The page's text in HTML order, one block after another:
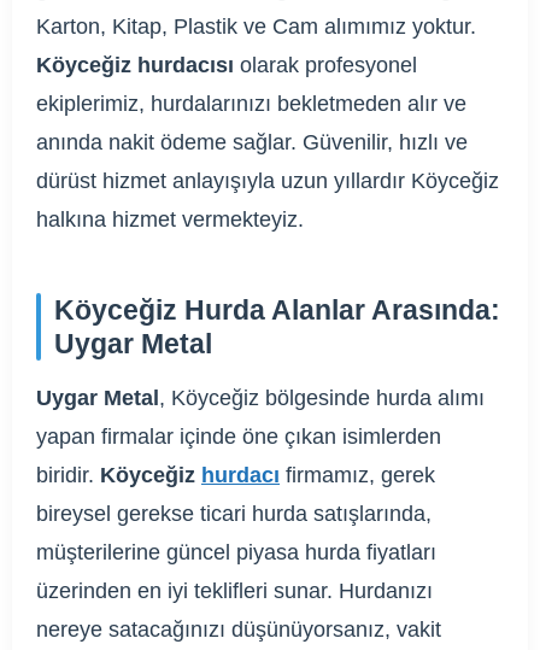
Karton, Kitap, Plastik ve Cam alımımız yoktur.
Köyceğiz hurdacısı olarak profesyonel
ekiplerimiz, hurdalarınızı bekletmeden alır ve
anında nakit ödeme sağlar. Güvenilir, hızlı ve
dürüst hizmet anlayışıyla uzun yıllardır Köyceğiz
halkına hizmet vermekteyiz.
Köyceğiz Hurda Alanlar Arasında:
Uygar Metal
Uygar Metal , Köyceğiz bölgesinde hurda alımı
yapan firmalar içinde öne çıkan isimlerden
biridir. Köyceğiz hurdacı firmamız, gerek
bireysel gerekse ticari hurda satışlarında,
müşterilerine güncel piyasa hurda fiyatları
üzerinden en iyi teklifleri sunar. Hurdanızı
nereye satacağınızı düşünüyorsanız, vakit